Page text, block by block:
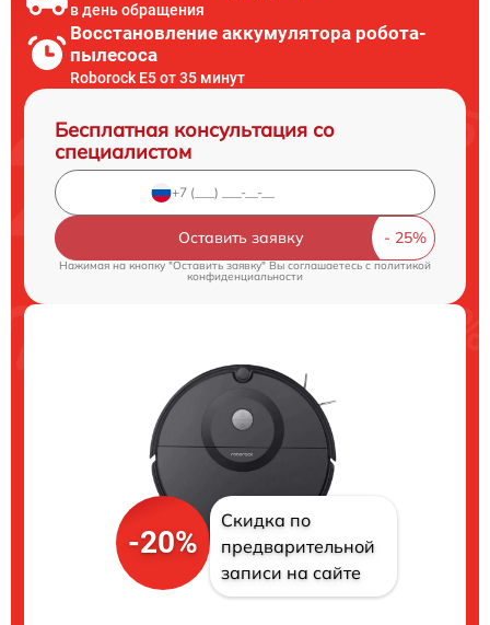
в день обращения
Восстановление аккумулятора робота-
пылесоса
Roborock E5 от 35 минут
Бесплатная консультация со
специалистом
Оставить заявку
Нажимая на кнопку "Оставить заявку" Вы соглашаетесь cполитикой
конфиденциальности
-20%
Скидка по
предварительной
записи на сайте